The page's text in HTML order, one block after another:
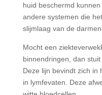
huid beschermd
andere systemen die
slijmlaag van de
Mocht een
binnendringen, dan
Deze lijn bevindt zich in
in lymfevaten. Deze